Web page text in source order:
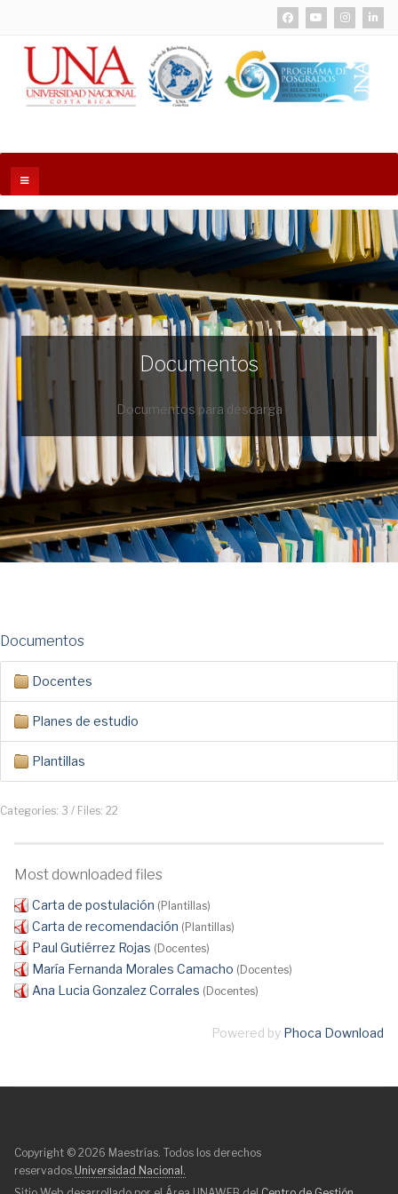
Documentos
Documentos para descarga
Documentos
Docentes
Planes de estudio
Plantillas
Categories: 3 / Files: 22
Most downloaded files
Carta de postulación (Plantillas)
Carta de recomendación (Plantillas)
Paul Gutiérrez Rojas (Docentes)
María Fernanda Morales Camacho (Docentes)
Ana Lucia Gonzalez Corrales (Docentes)
Powered by Phoca Download
Copyright © 2026 Maestrías. Todos los derechos
reservados.Universidad Nacional.